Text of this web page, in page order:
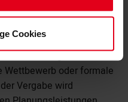
Cookies
Auftragsvergabe
werden kann.
den Auftrag direkt an ein
Wettbewerb oder formale
Vergabe wird